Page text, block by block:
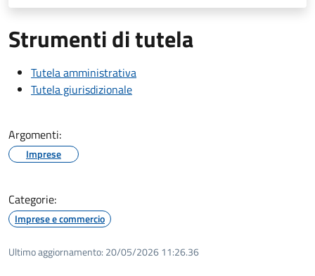
Strumenti di tutela
Tutela amministrativa
Tutela giurisdizionale
Argomenti:
Imprese
Categorie:
Imprese e commercio
Ultimo aggiornamento: 20/05/2026 11:26.36